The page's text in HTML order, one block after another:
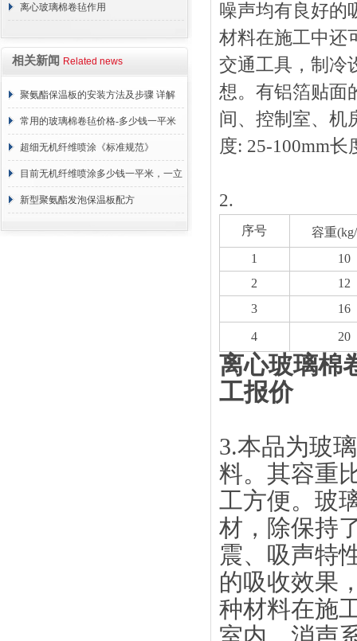
总
离心玻璃棉卷毡作用
相关新闻 Related news
聚氨酯保温板的安装方法及步骤 详解
常用的玻璃棉卷毡价格-多少钱一平米
超细无机纤维喷涂《标准规范》
目前无机纤维喷涂多少钱一平米，一立
方 价格计算
新型聚氨酯发泡保温板配方
噪声均有良好的
材料在施工中还
交通工具，制冷
想。有铝箔贴面
间、控制室、机
度: 25-100mm长
2.
序号
容重
1
10
2
12
3
16
4 20
离心玻璃棉
工报价
3.本品为玻
料。其容重
工方便。玻
材，除保持
震、吸声特
的吸收效果
种材料在施